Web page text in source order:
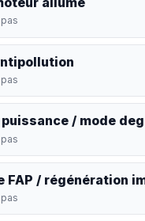
/ mode
FAP / régénération